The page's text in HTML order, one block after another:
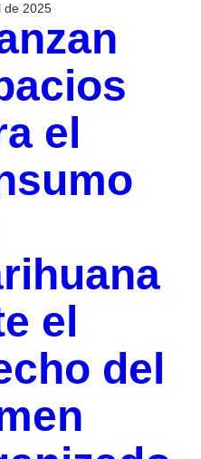
de 2025
el
el
del